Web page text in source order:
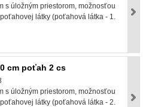
s úložným priestorom, možnosťou
látky (poťahová látka - 1.
cm poťah 2 cs
s úložným priestorom, možnosťou
látky (poťahová látka - 2.